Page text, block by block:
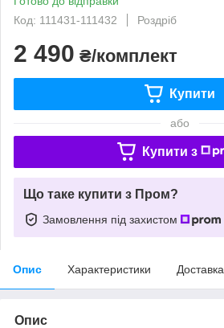
Код: 111431-111432
Роздріб
2 490 ₴/комплект
Купити
або
Купити з
Що таке купити з Пром?
Замовлення під захистом
Опис Характеристики Доставка
Опис